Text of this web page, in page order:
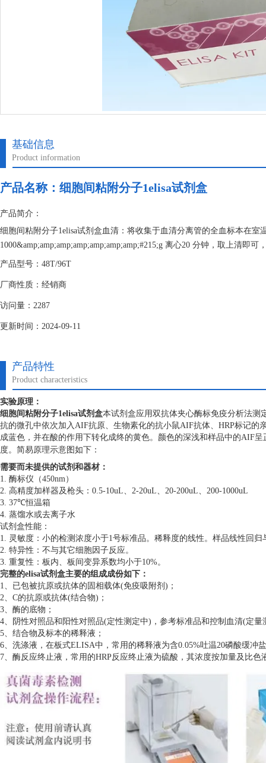
基础信息
Product information
产品名称： 细胞间粘附分子1elisa试剂盒
产品简介：
细胞间粘附分子1elisa试剂盒血清：将收集于血清分离管的全血标本在室
1000&amp;amp;amp;amp;amp;amp;amp;#215;g 离心20 分钟，取上清即
产品型号：48T/96T
厂商性质：经销商
访问量：2287
更新时间：2024-09-11
产品特性
Product characteristics
实验原理：
细胞间粘附分子1elisa试剂盒本试剂盒应用双抗体夹心酶标免疫分析法
抗的微孔中依次加入AIF抗原、生物素化的抗小鼠AIF抗体、HRP标记
成蓝色，并在酸的作用下转化成终的黄色。颜色的深浅和样品中的AIF
度。简易原理示意图如下：
需要而未提供的试剂和器材：
1. 酶标仪（450nm）
2. 高精度加样器及枪头：0.5-10uL、2-20uL、20-200uL、200-1000uL
3. 37℃恒温箱
4. 蒸馏水或去离子水
试剂盒性能：
1. 灵敏度：小的检测浓度小于1号标准品。稀释度的线性。样品线性回归
2. 特异性：不与其它细胞因子反应。
3. 重复性：板内、板间变异系数均小于10%。
完整的elisa试剂盒主要的组成成份如下：
1、已包被抗原或抗体的固相载体(免疫吸附剂)；
2、C的抗原或抗体(结合物)；
3、酶的底物；
4、阴性对照品和阳性对照品(定性测定中)，参考标准品和控制血清(定量
5、结合物及标本的稀释液；
6、洗涤液，在板式ELISA中，常用的稀释液为含0.05%吐温20磷酸缓冲
7、酶反应终止液，常用的HRP反应终止液为硫酸，其浓度按加量及比